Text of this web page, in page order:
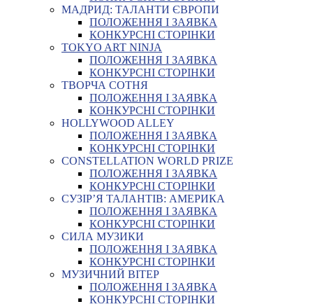
МАДРИД: ТАЛАНТИ ЄВРОПИ
ПОЛОЖЕННЯ І ЗАЯВКА
КОНКУРСНІ СТОРІНКИ
TOKYO ART NINJA
ПОЛОЖЕННЯ І ЗАЯВКА
КОНКУРСНІ СТОРІНКИ
ТВОРЧА СОТНЯ
ПОЛОЖЕННЯ І ЗАЯВКА
КОНКУРСНІ СТОРІНКИ
HOLLYWOOD ALLEY
ПОЛОЖЕННЯ І ЗАЯВКА
КОНКУРСНІ СТОРІНКИ
CONSTELLATION WORLD PRIZE
ПОЛОЖЕННЯ І ЗАЯВКА
КОНКУРСНІ СТОРІНКИ
СУЗІР’Я ТАЛАНТІВ: АМЕРИКА
ПОЛОЖЕННЯ І ЗАЯВКА
КОНКУРСНІ СТОРІНКИ
СИЛА МУЗИКИ
ПОЛОЖЕННЯ І ЗАЯВКА
КОНКУРСНІ СТОРІНКИ
МУЗИЧНИЙ ВІТЕР
ПОЛОЖЕННЯ І ЗАЯВКА
КОНКУРСНІ СТОРІНКИ